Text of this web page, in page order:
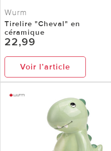
Wurm
Tirelire "Cheval" en
céramique
22,99
Voir l’article